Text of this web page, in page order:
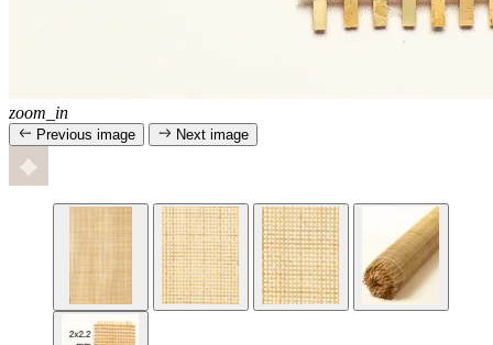
zoom_in
Previous image Next image